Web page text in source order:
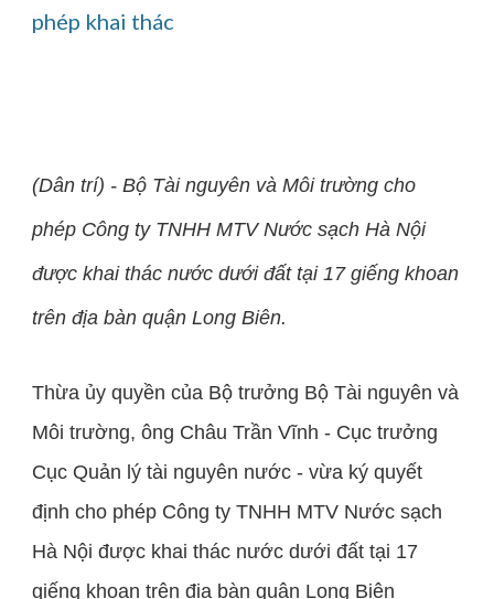
phép khai thác
(Dân trí) - Bộ Tài nguyên và Môi trường cho
phép Công ty TNHH MTV Nước sạch Hà Nội
được khai thác nước dưới đất tại 17 giếng khoan
trên địa bàn quận Long Biên.
Thừa ủy quyền của Bộ trưởng Bộ Tài nguyên và
Môi trường, ông Châu Trần Vĩnh - Cục trưởng
Cục Quản lý tài nguyên nước - vừa ký quyết
định cho phép Công ty TNHH MTV Nước sạch
Hà Nội được khai thác nước dưới đất tại 17
giếng khoan trên địa bàn quận Long Biên